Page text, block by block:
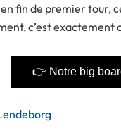
fin de premier tour,
c’est exactement
👉 Notre big